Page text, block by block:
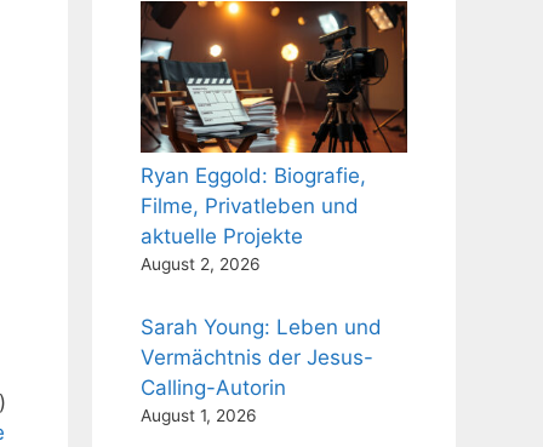
)
Ryan Eggold: Biografie,
Filme, Privatleben und
aktuelle Projekte
August 2, 2026
Sarah Young: Leben und
Vermächtnis der Jesus-
Calling-Autorin
August 1, 2026